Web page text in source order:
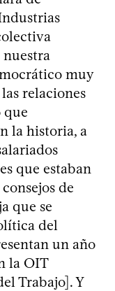
nuestra
muy
relaciones
que
la historia, a
que estaban
de
que se
del
un año
la OIT
Trabajo]. Y